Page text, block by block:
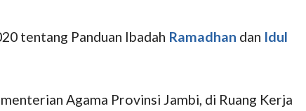
tentang Panduan Ibadah Ramadhan dan Idul
Agama Provinsi Jambi, di Ruang Kerja